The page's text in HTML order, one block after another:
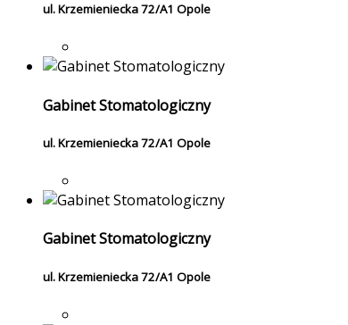
ul. Krzemieniecka 72/A1 Opole
Gabinet Stomatologiczny
ul. Krzemieniecka 72/A1 Opole
Gabinet Stomatologiczny
ul. Krzemieniecka 72/A1 Opole